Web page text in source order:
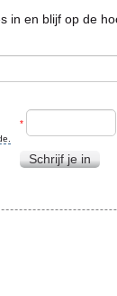
in en blijf op de
*
Schrijf je in